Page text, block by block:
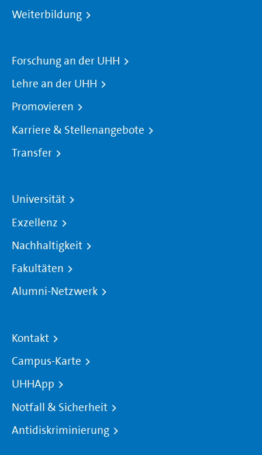
Weiterbildung
Forschung an der UHH
Lehre an der UHH
Promovieren
Karriere & Stellenangebote
Transfer
Universität
Exzellenz
Nachhaltigkeit
Fakultäten
Alumni-Netzwerk
Kontakt
Campus-Karte
UHHApp
Notfall & Sicherheit
Antidiskriminierung